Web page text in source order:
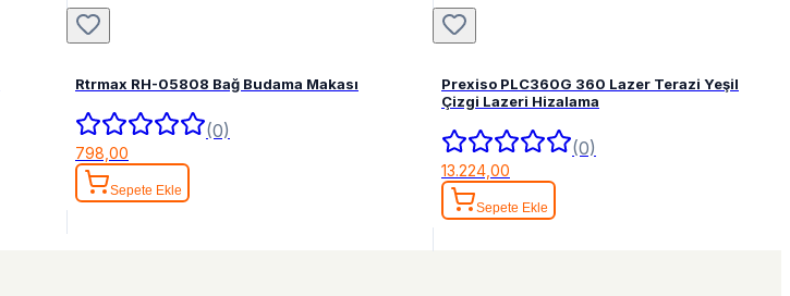
Rtrmax RH-05808 Bağ Budama Makası
(0)
798,00
Sepete Ekle
Prexiso PLC360G 360 Lazer Terazi Yeşil
Çizgi Lazeri Hizalama
(0)
13.224,00
Sepete Ekle